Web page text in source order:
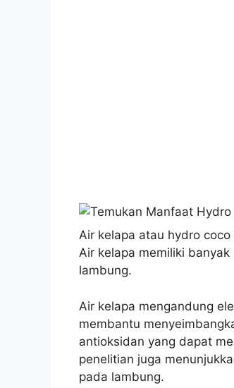
Air kelapa atau hydro
Air kelapa memiliki
lambung.
Air kelapa mengandung
membantu
antioksidan yang dapat
penelitian juga
pada lambung.